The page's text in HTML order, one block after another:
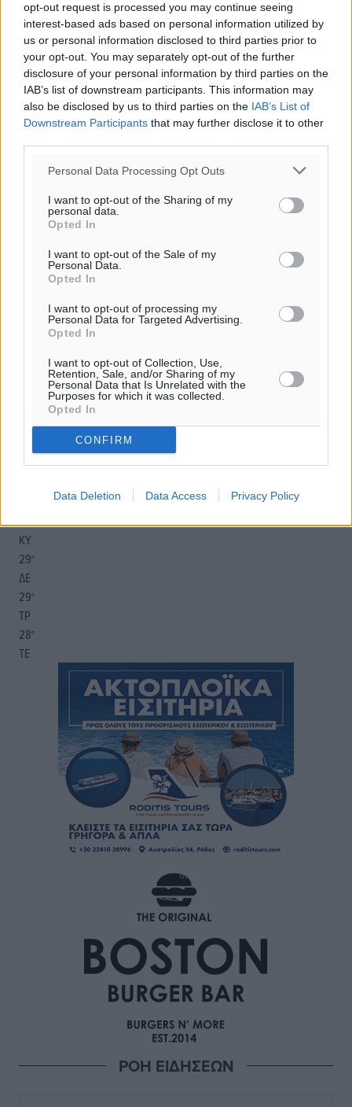
opt-out request is processed you may continue seeing
interest-based ads based on personal information utilized by
us or personal information disclosed to third parties prior to
your opt-out. You may separately opt-out of the further
disclosure of your personal information by third parties on the
IAB’s list of downstream participants. This information may
also be disclosed by us to third parties on the IAB’s List of
Downstream Participants that may further disclose it to other
Personal Data Processing Opt Outs
I want to opt-out of the Sharing of my
personal data.
Opted In
I want to opt-out of the Sale of my
Personal Data.
Opted In
I want to opt-out of processing my
Personal Data for Targeted Advertising.
Opted In
I want to opt-out of Collection, Use,
Retention, Sale, and/or Sharing of my
Personal Data that Is Unrelated with the
Purposes for which it was collected.
Opted In
CONFIRM
Data Deletion Data Access Privacy Policy
Σεισμική δόνηση 3,7 Ρίχτερ στην Κάσο
Έντονη σεισμική δραστηριότητα παρουσιάζει η
ευρύτερη περιοχή περιμετρικά της Κρήτης, καθώς οι
σημεία. Στο «κάδρο» μπαίνουν και ...
o καιρός τώρα:
αίθριος καιρός
km/h
Δ-ΒΔ
06:18
πρόγνωση:
30°
ΚΥ
29°
ΔΕ
29°
ΤΡ
28°
ΤΕ
ΡΟΗ ΕΙΔΗΣΕΩΝ